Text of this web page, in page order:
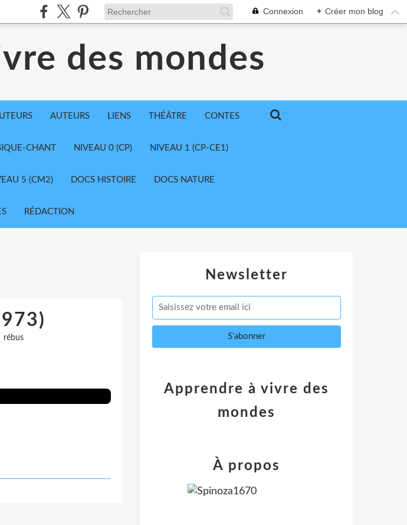
Connexion + Créer mon blog
des mondes
AUTEURS LIENS THÉÂTRE CONTES
CHANT NIVEAU 0 (CP) NIVEAU 1 (CP-CE1)
5 (CM2) DOCS HISTOIRE DOCS NATURE
RÉDACTION
rébus
Newsletter
Apprendre à vivre des
mondes
À propos